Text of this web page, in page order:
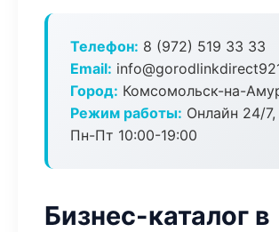
Телефон: 8 (972) 519 33 33
Email:
Город: Комсомольск-на-
Режим работы: Онлайн 24/
Пн-Пт 10:00-19:00
Бизнес-каталог в